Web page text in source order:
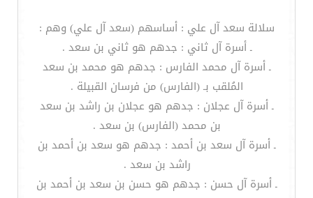
سلالة سعد آل علي : أساسهم (سعد آل علي) وهم :
ـ أسرة آل ثاني : جدهم هو ثاني بن سعد .
ـ أسرة آل محمد الفارس : جدهم هو محمد بن سعد
المُلقب بـ (الفارس) من فرسان القبيلة .
ـ أسرة آل عجلان : جدهم هو عجلان بن راشد بن سعد
بن محمد (الفارس) بن سعد .
ـ أسرة آل سعد بن أحمد : جدهم هو سعد بن أحمد بن
راشد بن سعد .
ـ أسرة آل حسن : جدهم هو حسن بن سعد بن أحمد بن